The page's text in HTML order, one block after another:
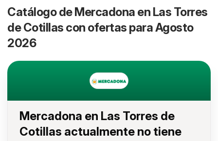
Catálogo de Mercadona en Las Torres
de Cotillas con ofertas para Agosto
2026
Mercadona en Las Torres de
Cotillas actualmente no tiene